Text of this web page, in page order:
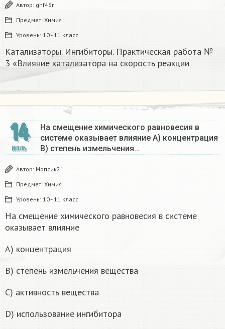
Автор: ghf46r
Предмет: Химия
Уровень: 10 - 11 класс
Катализаторы. Ингибиторы. Практическая работа №
3 «Влияние катализатора на скорость реакции
14
ИЮЛЬ
На смещение химического равновесия в
системе оказывает влияние A) концентрация
B) степень измельчения…
Автор: Мопсик21
Предмет: Химия
Уровень: 10 - 11 класс
На смещение химического равновесия в системе
оказывает влияние
A) концентрация
B) степень измельчения вещества
C) активность вещества
D) использование ингибитора